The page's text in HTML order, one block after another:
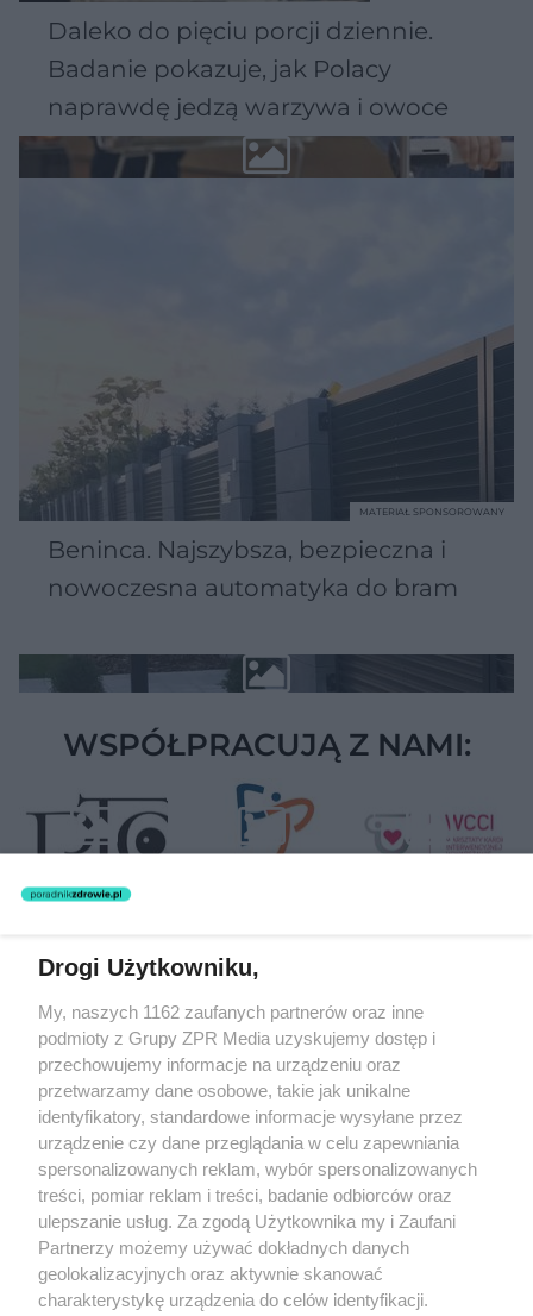
Daleko do pięciu porcji dziennie.
Badanie pokazuje, jak Polacy
naprawdę jedzą warzywa i owoce
Beninca. Najszybsza, bezpieczna i
nowoczesna automatyka do bram
MATERIAŁ SPONSOROWANY
WSPÓŁPRACUJĄ Z NAMI:
rozpowszechniany lub dalej rozpowszechniany w jakikolwiek sposób
(w tym także elektroniczny lub mechaniczny) na jakimkolwiek polu
eksploatacji w jakiejkolwiek formie, włącznie z umieszczaniem w
Internecie bez pisemnej zgody właściciela praw. Jakiekolwiek użycie
lub wykorzystanie utworów w całości lub w części z naruszeniem
prawa, tzn. bez właściwej zgody, jest zabronione pod groźbą kary i
może być ścigane prawnie.
O nas
Drogi Użytkowniku,
My, naszych 1162 zaufanych partnerów oraz inne
podmioty z Grupy ZPR Media uzyskujemy dostęp i
przechowujemy informacje na urządzeniu oraz
przetwarzamy dane osobowe, takie jak unikalne
identyfikatory, standardowe informacje wysyłane przez
urządzenie czy dane przeglądania w celu zapewniania
spersonalizowanych reklam, wybór spersonalizowanych
treści, pomiar reklam i treści, badanie odbiorców oraz
ulepszanie usług. Za zgodą Użytkownika my i Zaufani
Partnerzy możemy używać dokładnych danych
geolokalizacyjnych oraz aktywnie skanować
charakterystykę urządzenia do celów identyfikacji.